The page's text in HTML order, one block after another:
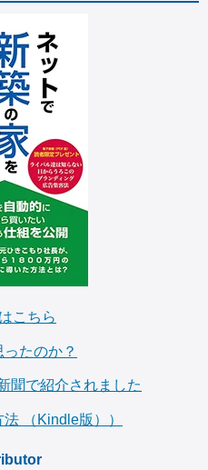
こちら
たのか？
聞で紹介されました
（Kindle版））